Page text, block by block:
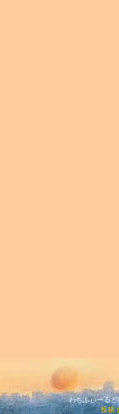
わちふぃーる
投稿